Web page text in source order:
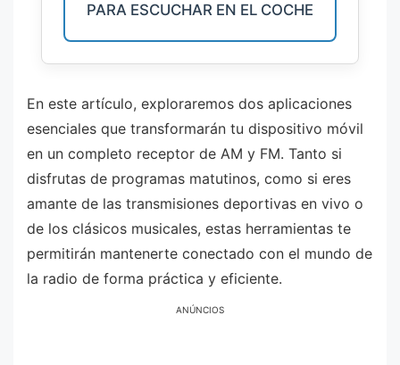
PARA ESCUCHAR EN EL COCHE
En este artículo, exploraremos dos aplicaciones
esenciales que transformarán tu dispositivo móvil
en un completo receptor de AM y FM. Tanto si
disfrutas de programas matutinos, como si eres
amante de las transmisiones deportivas en vivo o
de los clásicos musicales, estas herramientas te
permitirán mantenerte conectado con el mundo de
la radio de forma práctica y eficiente.
ANÚNCIOS